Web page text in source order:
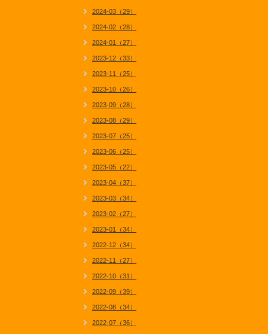
2024-03（29）
2024-02（28）
2024-01（27）
2023-12（33）
2023-11（25）
2023-10（26）
2023-09（28）
2023-08（29）
2023-07（25）
2023-06（25）
2023-05（22）
2023-04（37）
2023-03（34）
2023-02（27）
2023-01（34）
2022-12（34）
2022-11（27）
2022-10（31）
2022-09（39）
2022-08（34）
2022-07（36）